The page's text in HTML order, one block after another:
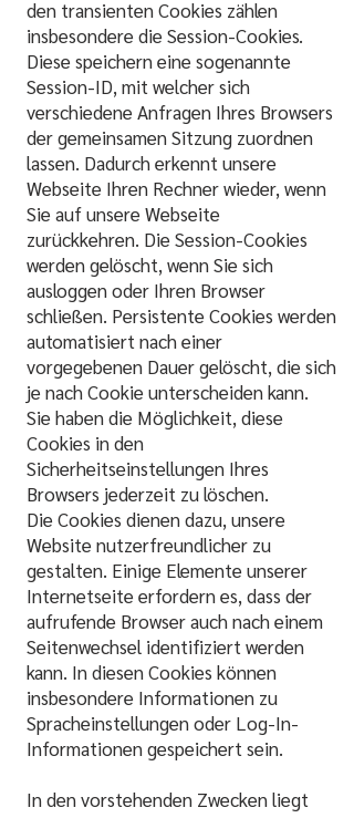
den transienten Cookies zählen
insbesondere die Session-Cookies.
Diese speichern eine sogenannte
Session-ID, mit welcher sich
verschiedene Anfragen Ihres Browsers
der gemeinsamen Sitzung zuordnen
lassen. Dadurch erkennt unsere
Webseite Ihren Rechner wieder, wenn
Sie auf unsere Webseite
zurückkehren. Die Session-Cookies
werden gelöscht, wenn Sie sich
ausloggen oder Ihren Browser
schließen. Persistente Cookies werden
automatisiert nach einer
vorgegebenen Dauer gelöscht, die sich
je nach Cookie unterscheiden kann.
Sie haben die Möglichkeit, diese
Cookies in den
Sicherheitseinstellungen Ihres
Browsers jederzeit zu löschen.
Die Cookies dienen dazu, unsere
Website nutzerfreundlicher zu
gestalten. Einige Elemente unserer
Internetseite erfordern es, dass der
aufrufende Browser auch nach einem
Seitenwechsel identifiziert werden
kann. In diesen Cookies können
insbesondere Informationen zu
Spracheinstellungen oder Log-In-
Informationen gespeichert sein.
In den vorstehenden Zwecken liegt